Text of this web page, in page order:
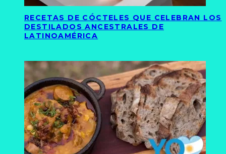
RECETAS DE CÓCTELES QUE CELEBRAN LOS
DESTILADOS ANCESTRALES DE
LATINOAMÉRICA